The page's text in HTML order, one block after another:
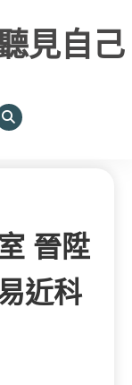
見自己
晉陞
近科